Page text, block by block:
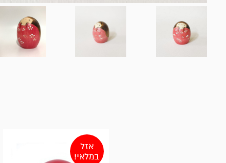
אזל
במלאי!